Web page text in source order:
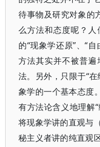
待事物及研究对象的
么方法和态度呢？
的“现象学还原”、“
方法其实并不被普
法。另外，只限于“
象学的一个基本态度
有方法论含义地理解
将现象学讲的直观与
秘主义者讲的纯直观